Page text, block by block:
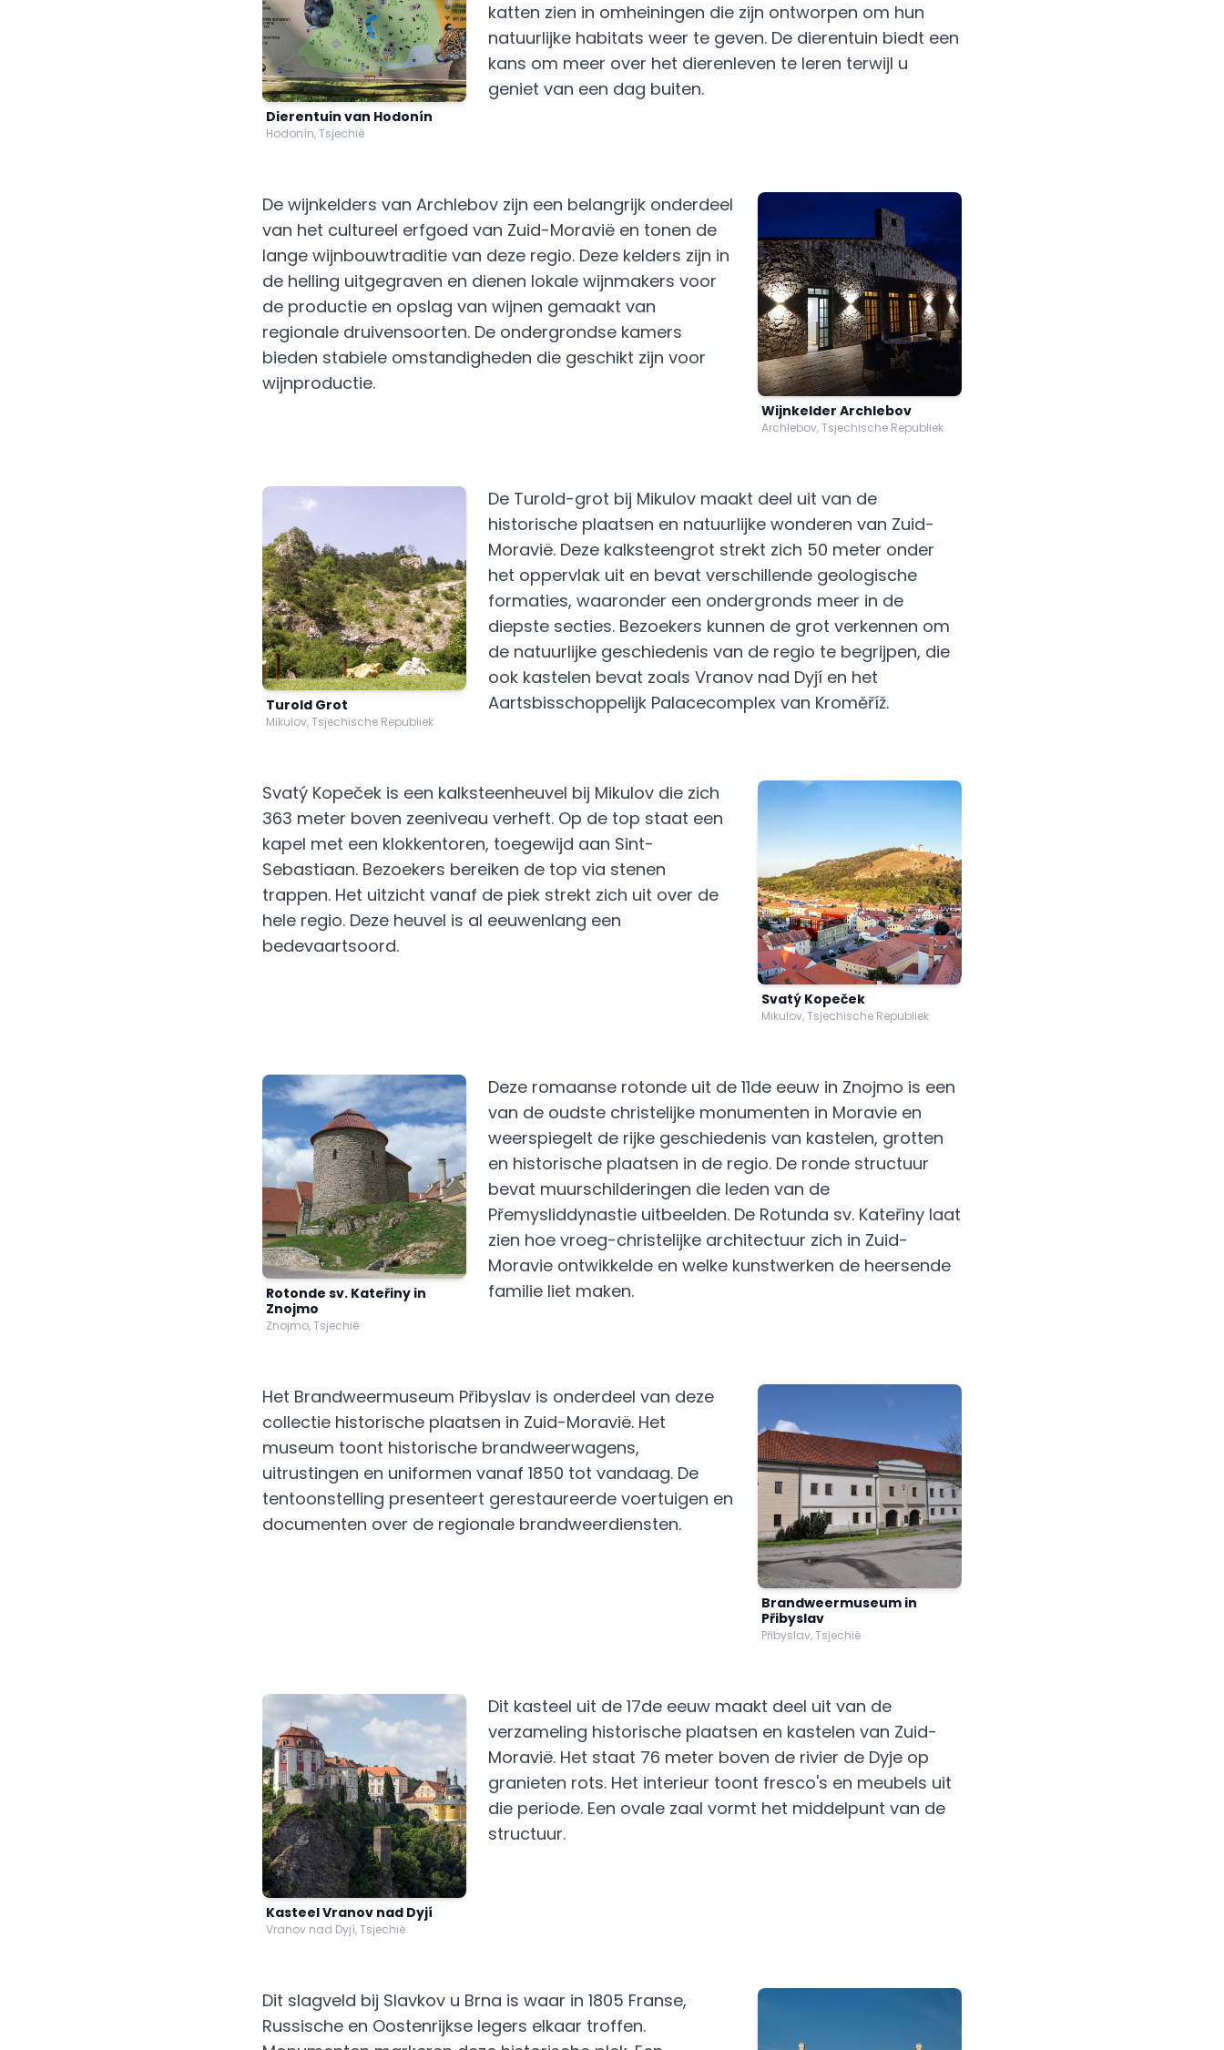
Dierentuin van Hodonín
Hodonín, Tsjechië
katten zien in omheiningen die zijn ontworpen om hun
natuurlijke habitats weer te geven. De dierentuin biedt een
kans om meer over het dierenleven te leren terwijl u
geniet van een dag buiten.
Wijnkelder Archlebov
Archlebov, Tsjechische Republiek
De wijnkelders van Archlebov zijn een belangrijk onderdeel
van het cultureel erfgoed van Zuid-Moravië en tonen de
lange wijnbouwtraditie van deze regio. Deze kelders zijn in
de helling uitgegraven en dienen lokale wijnmakers voor
de productie en opslag van wijnen gemaakt van
regionale druivensoorten. De ondergrondse kamers
bieden stabiele omstandigheden die geschikt zijn voor
wijnproductie.
Turold Grot
Mikulov, Tsjechische Republiek
De Turold-grot bij Mikulov maakt deel uit van de
historische plaatsen en natuurlijke wonderen van Zuid-
Moravië. Deze kalksteengrot strekt zich 50 meter onder
het oppervlak uit en bevat verschillende geologische
formaties, waaronder een ondergronds meer in de
diepste secties. Bezoekers kunnen de grot verkennen om
de natuurlijke geschiedenis van de regio te begrijpen, die
ook kastelen bevat zoals Vranov nad Dyjí en het
Aartsbisschoppelijk Palacecomplex van Kroměříž.
Svatý Kopeček
Mikulov, Tsjechische Republiek
Svatý Kopeček is een kalksteenheuvel bij Mikulov die zich
363 meter boven zeeniveau verheft. Op de top staat een
kapel met een klokkentoren, toegewijd aan Sint-
Sebastiaan. Bezoekers bereiken de top via stenen
trappen. Het uitzicht vanaf de piek strekt zich uit over de
hele regio. Deze heuvel is al eeuwenlang een
bedevaartsoord.
Rotonde sv. Kateřiny in
Znojmo
Znojmo, Tsjechië
Deze romaanse rotonde uit de 11de eeuw in Znojmo is een
van de oudste christelijke monumenten in Moravie en
weerspiegelt de rijke geschiedenis van kastelen, grotten
en historische plaatsen in de regio. De ronde structuur
bevat muurschilderingen die leden van de
Přemysliddynastie uitbeelden. De Rotunda sv. Kateřiny laat
zien hoe vroeg-christelijke architectuur zich in Zuid-
Moravie ontwikkelde en welke kunstwerken de heersende
familie liet maken.
Brandweermuseum in
Přibyslav
Přibyslav, Tsjechië
Het Brandweermuseum Přibyslav is onderdeel van deze
collectie historische plaatsen in Zuid-Moravië. Het
museum toont historische brandweerwagens,
uitrustingen en uniformen vanaf 1850 tot vandaag. De
tentoonstelling presenteert gerestaureerde voertuigen en
documenten over de regionale brandweerdiensten.
Kasteel Vranov nad Dyjí
Vranov nad Dyjí, Tsjechië
Dit kasteel uit de 17de eeuw maakt deel uit van de
verzameling historische plaatsen en kastelen van Zuid-
Moravië. Het staat 76 meter boven de rivier de Dyje op
granieten rots. Het interieur toont fresco's en meubels uit
die periode. Een ovale zaal vormt het middelpunt van de
structuur.
Dit slagveld bij Slavkov u Brna is waar in 1805 Franse,
Russische en Oostenrijkse legers elkaar troffen.